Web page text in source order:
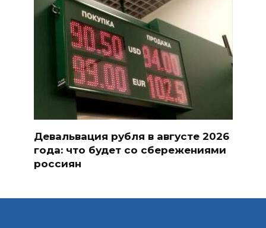
Девальвация рубля в августе 2026
года: что будет со сбережениями
россиян